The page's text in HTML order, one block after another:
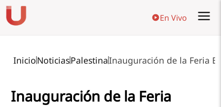
En Vivo
InicioNoticiasPalestinaInauguración de la Feria
Inauguración de la Feria